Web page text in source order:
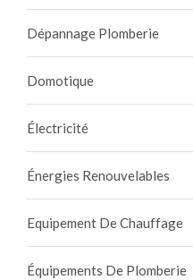
Dépannage Plomberie
Domotique
Électricité
Énergies Renouvelables
Equipement De Chauffage
Équipements De Plomberie